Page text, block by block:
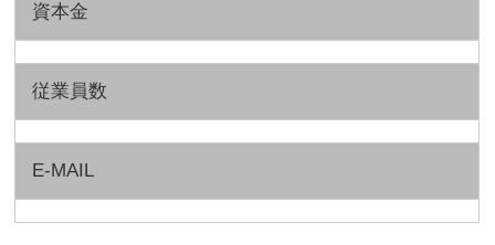
資本金
従業員数
E-MAIL